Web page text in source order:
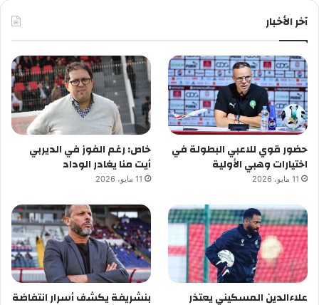
آخر الأخبار
حضور قوي للاعبي البطولة في
اختيارات وهبي الأولية
11 مايو، 2026
خاص: رغم الفوز في الديربي
أيت منا يغادر الوداد
11 مايو، 2026
علاءالدين المسكيني يعتذر
بنشريفة يكشف أسرار انتفاضة